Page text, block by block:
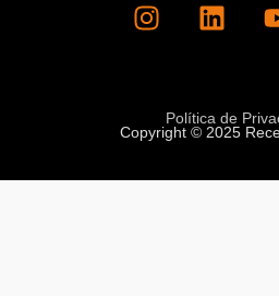
Política de
Copyright © 2025